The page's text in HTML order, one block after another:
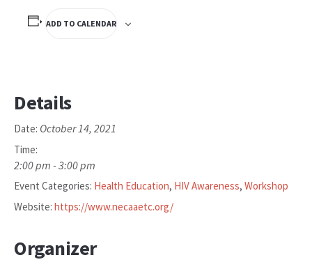
ADD TO CALENDAR
Details
Date: October 14, 2021
Time:
2:00 pm - 3:00 pm
Event Categories: Health Education, HIV Awareness, Workshop
Website: https://www.necaaetc.org/
Organizer